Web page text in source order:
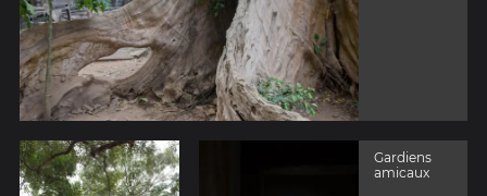
Gardiens
amicaux